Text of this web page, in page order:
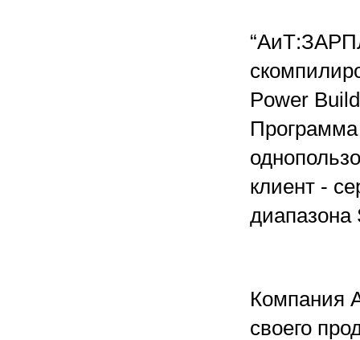
Power
Программа
клиент -
диапазона
Компания
своего